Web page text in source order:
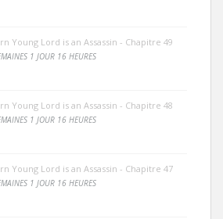
Young Lord is an Assassin - Chapitre 49
1 JOUR 16 HEURES
Young Lord is an Assassin - Chapitre 48
1 JOUR 16 HEURES
Young Lord is an Assassin - Chapitre 47
1 JOUR 16 HEURES